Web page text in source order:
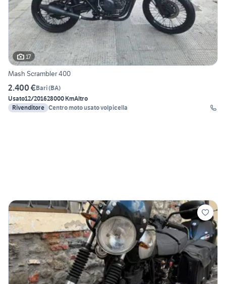
17
Mash Scrambler 400
2.400 €Bari(BA)
Usato12/201628000 KmAltro
Rivenditore Centro moto usato volpicella